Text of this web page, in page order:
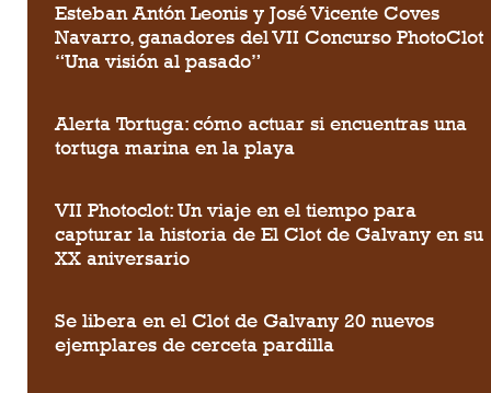
Esteban Antón Leonis y José Vicente Coves
Navarro, ganadores del VII Concurso PhotoClot
“Una visión al pasado”
Alerta Tortuga: cómo actuar si encuentras una
tortuga marina en la playa
VII Photoclot: Un viaje en el tiempo para
capturar la historia de El Clot de Galvany en su
XX aniversario
Se libera en el Clot de Galvany 20 nuevos
ejemplares de cerceta pardilla